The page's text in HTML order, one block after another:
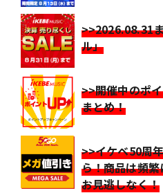
>>2026.08.31
ル」
>>開催中のポ
まとめ！
>>イケベ50周
ら！商品は頻
お見逃しなく！